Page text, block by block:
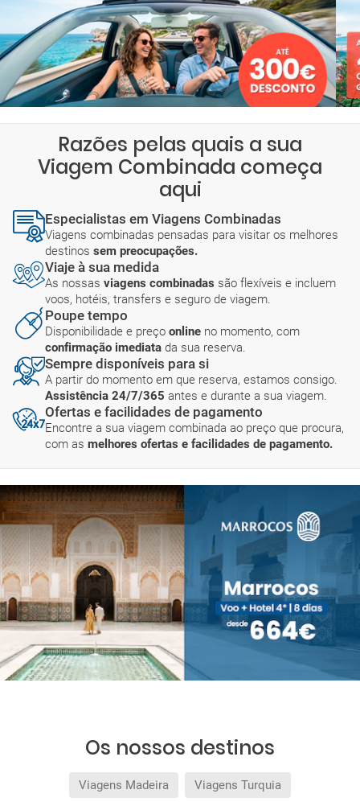
Razões pelas quais a sua
Viagem Combinada começa
aqui
Especialistas em Viagens Combinadas
Viagens combinadas pensadas para visitar os melhores
destinos sem preocupações.
Viaje à sua medida
As nossas viagens combinadas são flexíveis e incluem
voos, hotéis, transfers e seguro de viagem.
Poupe tempo
Disponibilidade e preço online no momento, com
confirmação imediata da sua reserva.
Sempre disponíveis para si
A partir do momento em que reserva, estamos consigo.
Assistência 24/7/365 antes e durante a sua viagem.
Ofertas e facilidades de pagamento
Encontre a sua viagem combinada ao preço que procura,
com as melhores ofertas e facilidades de pagamento.
Os nossos destinos
Viagens Madeira Viagens Turquia